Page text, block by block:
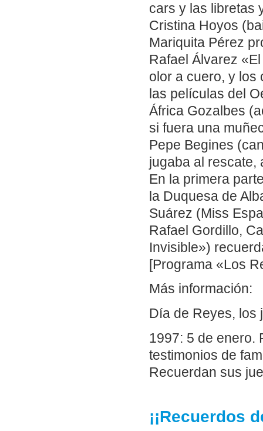
cars y las libretas
Cristina Hoyos
Mariquita Pérez
Rafael Álvarez
olor a cuero, y los
las películas del
África Gozalbes
si fuera una
Pepe Begines
jugaba al rescate,
En la primera
la Duquesa de
Suárez (Miss
Rafael Gordillo,
Invisible»)
[Programa «Los
Más información:
Día de Reyes, los
1997: 5 de enero.
testimonios de
Recuerdan sus
¡¡Recuerdos